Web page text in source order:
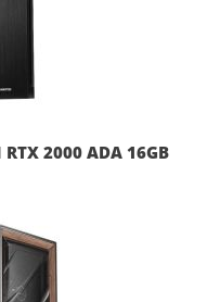
2000 ADA 16GB